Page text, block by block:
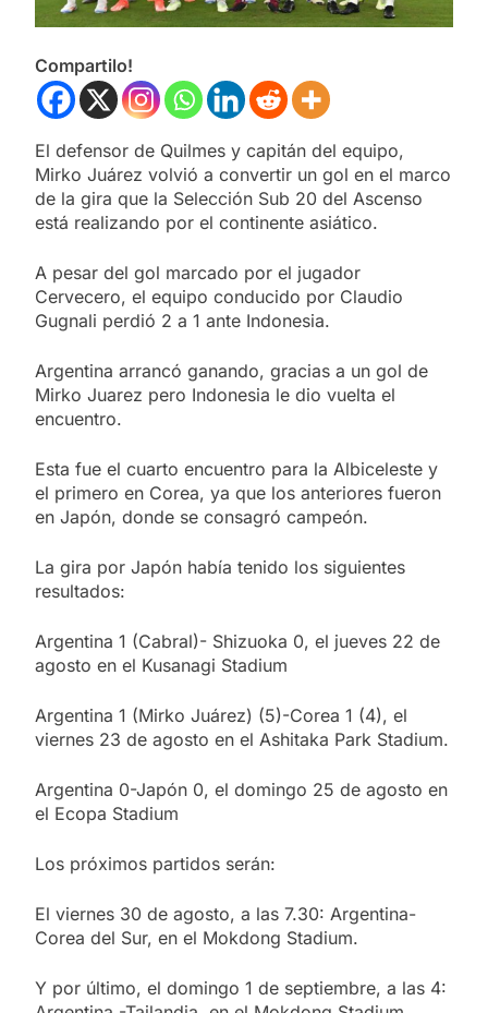
Compartilo!
El defensor de Quilmes y capitán del equipo,
Mirko Juárez volvió a convertir un gol en el marco
de la gira que la Selección Sub 20 del Ascenso
está realizando por el continente asiático.
A pesar del gol marcado por el jugador
Cervecero, el equipo conducido por Claudio
Gugnali perdió 2 a 1 ante Indonesia.
Argentina arrancó ganando, gracias a un gol de
Mirko Juarez pero Indonesia le dio vuelta el
encuentro.
Esta fue el cuarto encuentro para la Albiceleste y
el primero en Corea, ya que los anteriores fueron
en Japón, donde se consagró campeón.
La gira por Japón había tenido los siguientes
resultados:
Argentina 1 (Cabral)- Shizuoka 0, el jueves 22 de
agosto en el Kusanagi Stadium
Argentina 1 (Mirko Juárez) (5)-Corea 1 (4), el
viernes 23 de agosto en el Ashitaka Park Stadium.
Argentina 0-Japón 0, el domingo 25 de agosto en
el Ecopa Stadium
Los próximos partidos serán:
El viernes 30 de agosto, a las 7.30: Argentina-
Corea del Sur, en el Mokdong Stadium.
Y por último, el domingo 1 de septiembre, a las 4: